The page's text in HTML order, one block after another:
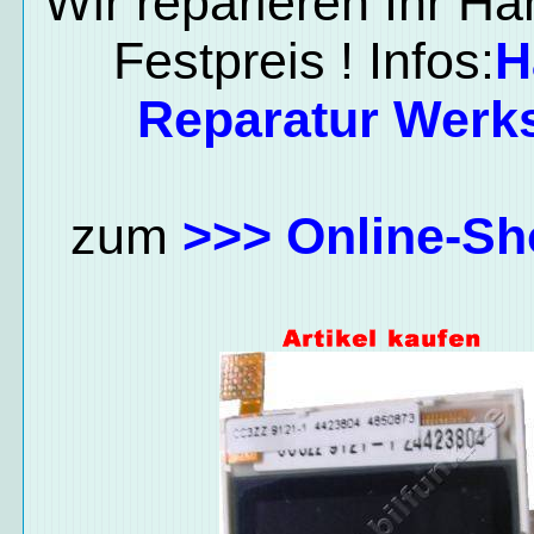
Festpreis ! Infos:
Reparatur
zum >>> Online-